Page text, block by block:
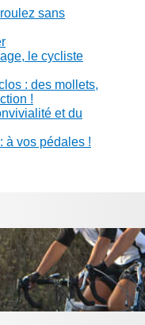
sans
le cycliste
: des mollets,
!
et du
à vos pédales !